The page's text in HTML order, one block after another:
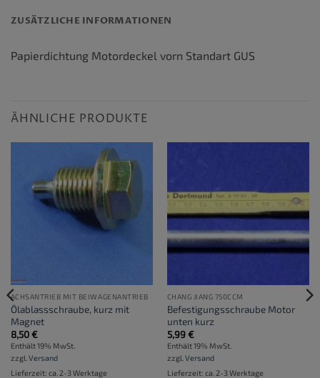
ZUSÄTZLICHE INFORMATIONEN
Papierdichtung Motordeckel vorn Standart GUS
ÄHNLICHE PRODUKTE
ACHSANTRIEB MIT BEIWAGENANTRIEB
Ölablassschraube, kurz mit
Magnet
8,50€
Enthält 19% MwSt.
zzgl. Versand
Lieferzeit: ca. 2-3 Werktage
CHANG JIANG 750CCM
Befestigungsschraube Motor
unten kurz
5,99€
Enthält 19% MwSt.
zzgl. Versand
Lieferzeit: ca. 2-3 Werktage